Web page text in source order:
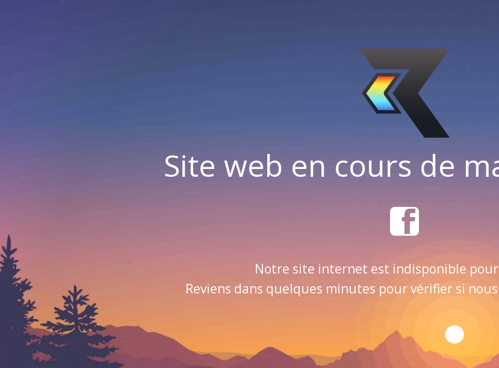
Site web en cours de
Notre site internet est indisponible
Reviens dans quelques minutes pour vérifier si